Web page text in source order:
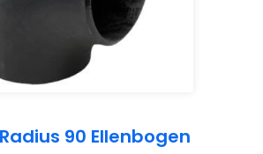
90 Ellenbogen